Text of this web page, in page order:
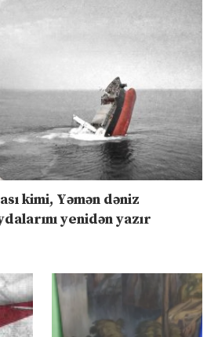
kimi, Yəmən dəniz
yenidən yazır